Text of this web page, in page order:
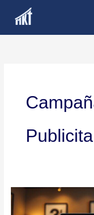
Google
Ads